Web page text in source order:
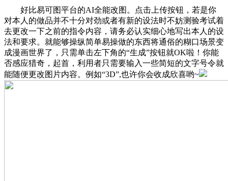
好比易可图平台的AI全能改图。点击上传按钮，若是你
对本人的做品并不十分对劲或者有新的设法时不妨测验考试着
去更改一下之前的指令内容，请务必认实细心地写出本人的设
法和要求。就能够操纵简单易操做的东西将通俗的糊口场景变
成漫画世界了，只需单击左下角的“生成”按钮就OK啦！你能
否感应猎奇，起首，利用者只需要输入一些简短的文字号令就
能随便更改图片内容。例如“3D”,也许你会收成欣喜哟~